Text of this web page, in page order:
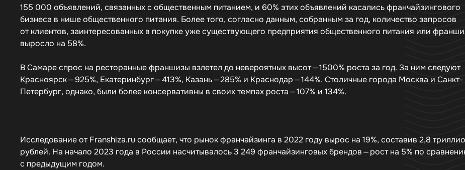
155 000 объявлений, связанных с общественным питанием, и 60% этих объявлений касались франчайзингового
бизнеса в нише общественного питания. Более того, согласно данным, собранным за год, количество запросов
от клиентов, заинтересованных в покупке уже существующего предприятия общественного питания или
выросло на 58%.
В Самаре спрос на ресторанные франшизы взлетел до невероятных высот — 1500% роста за год. За ним следуют
Красноярск — 925%, Екатеринбург — 413%, Казань — 285% и Краснодар — 144%. Столичные города Москва и Санкт-
Петербург, однако, были более консервативны в своих темпах роста — 107% и 134%.
Исследование от Franshiza.ru сообщает, что рынок франчайзинга в 2022 году вырос на 19%, составив 2,8
рублей. На начало 2023 года в России насчитывалось 3 249 франчайзинговых брендов — рост на 5% по
с предыдущим годом.